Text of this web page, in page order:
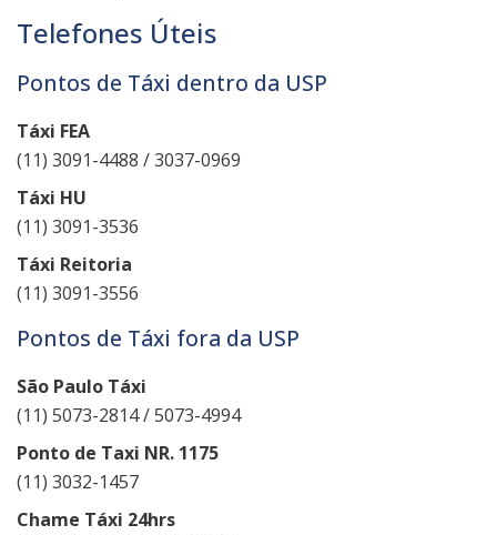
Telefones Úteis
Pontos de Táxi dentro da USP
Táxi FEA
(11) 3091-4488 / 3037-0969
Táxi HU
(11) 3091-3536
Táxi Reitoria
(11) 3091-3556
Pontos de Táxi fora da USP
São Paulo Táxi
(11) 5073-2814 / 5073-4994
Ponto de Taxi NR. 1175
(11) 3032-1457
Chame Táxi 24hrs